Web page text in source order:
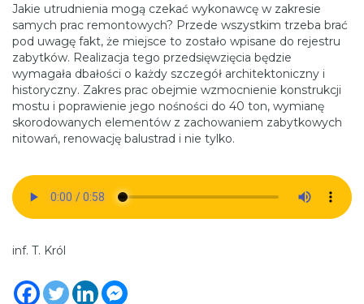
Jakie utrudnienia mogą czekać wykonawcę w zakresie
samych prac remontowych? Przede wszystkim trzeba brać
pod uwagę fakt, że miejsce to zostało wpisane do rejestru
zabytków. Realizacja tego przedsięwzięcia będzie
wymagała dbałości o każdy szczegół architektoniczny i
historyczny. Zakres prac obejmie wzmocnienie konstrukcji
mostu i poprawienie jego nośności do 40 ton, wymianę
skorodowanych elementów z zachowaniem zabytkowych
nitowań, renowację balustrad i nie tylko.
inf. T. Król